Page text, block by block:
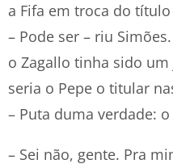
a Fifa em troca do
– Pode ser – riu
o Zagallo tinha sido
seria o Pepe o titular
– Puta duma verdade:
– Sei não, gente. Pra